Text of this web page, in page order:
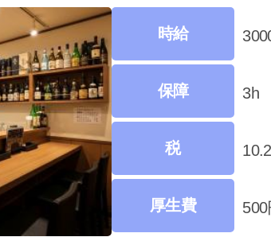
時給
保障 3h
税
厚生費 500